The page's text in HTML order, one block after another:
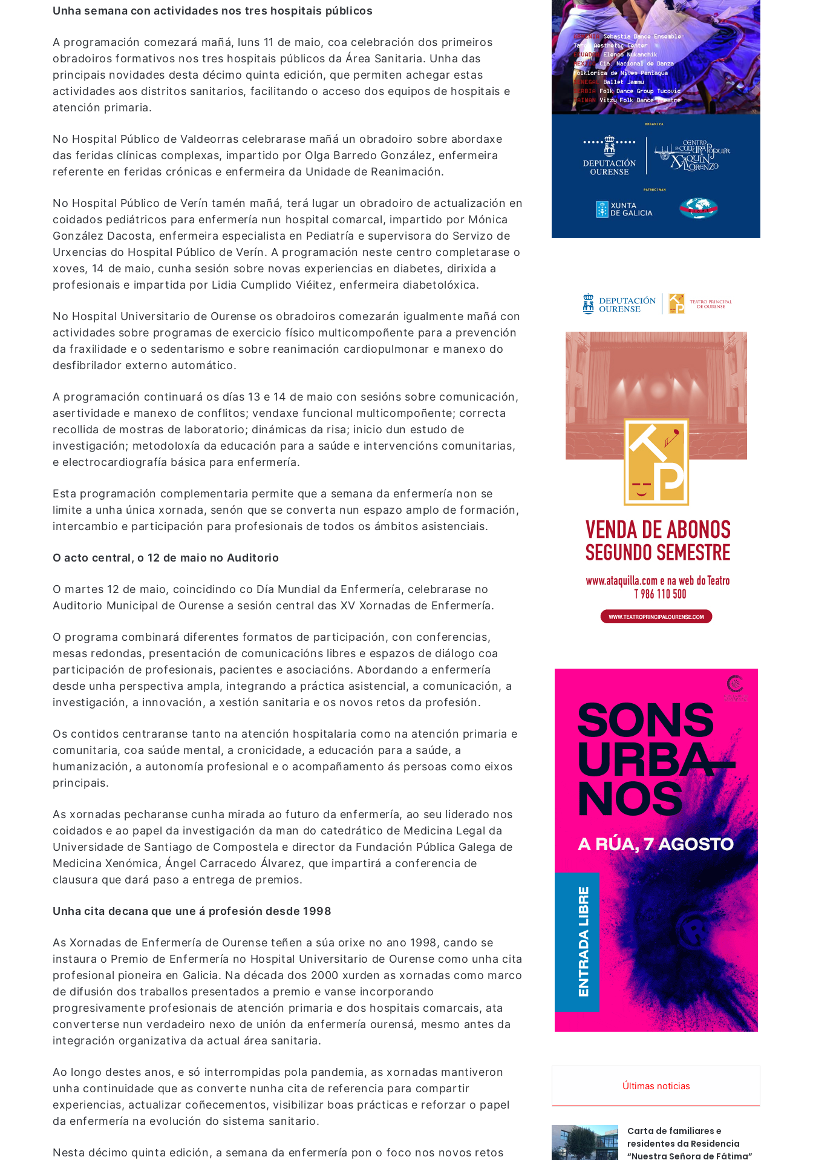
Unha semana con actividades nos tres hospitais públicos
A programación comezará mañá, luns 11 de maio, coa celebración dos primeiros
obradoiros formativos nos tres hospitais públicos da Área Sanitaria. Unha das
principais novidades desta décimo quinta edición, que permiten achegar estas
actividades aos distritos sanitarios, facilitando o acceso dos equipos de hospitais e
atención primaria.
No Hospital Público de Valdeorras celebrarase mañá un obradoiro sobre abordaxe
das feridas clínicas complexas, impartido por Olga Barredo González, enfermeira
referente en feridas crónicas e enfermeira da Unidade de Reanimación.
No Hospital Público de Verín tamén mañá, terá lugar un obradoiro de actualización en
coidados pediátricos para enfermería nun hospital comarcal, impartido por Mónica
González Dacosta, enfermeira especialista en Pediatría e supervisora do Servizo de
Urxencias do Hospital Público de Verín. A programación neste centro completarase o
xoves, 14 de maio, cunha sesión sobre novas experiencias en diabetes, dirixida a
profesionais e impartida por Lidia Cumplido Viéitez, enfermeira diabetolóxica.
No Hospital Universitario de Ourense os obradoiros comezarán igualmente mañá con
actividades sobre programas de exercicio físico multicompoñente para a prevención
da fraxilidade e o sedentarismo e sobre reanimación cardiopulmonar e manexo do
desfibrilador externo automático.
A programación continuará os días 13 e 14 de maio con sesións sobre comunicación,
asertividade e manexo de conflitos; vendaxe funcional multicompoñente; correcta
recollida de mostras de laboratorio; dinámicas da risa; inicio dun estudo de
investigación; metodoloxía da educación para a saúde e intervencións comunitarias,
e electrocardiografía básica para enfermería.
Esta programación complementaria permite que a semana da enfermería non se
limite a unha única xornada, senón que se converta nun espazo amplo de formación,
intercambio e participación para profesionais de todos os ámbitos asistenciais.
O acto central, o 12 de maio no Auditorio
O martes 12 de maio, coincidindo co Día Mundial da Enfermería, celebrarase no
Auditorio Municipal de Ourense a sesión central das XV Xornadas de Enfermería.
O programa combinará diferentes formatos de participación, con conferencias,
mesas redondas, presentación de comunicacións libres e espazos de diálogo coa
participación de profesionais, pacientes e asociacións. Abordando a enfermería
desde unha perspectiva ampla, integrando a práctica asistencial, a comunicación, a
investigación, a innovación, a xestión sanitaria e os novos retos da profesión.
Os contidos centraranse tanto na atención hospitalaria como na atención primaria e
comunitaria, coa saúde mental, a cronicidade, a educación para a saúde, a
humanización, a autonomía profesional e o acompañamento ás persoas como eixos
principais.
As xornadas pecharanse cunha mirada ao futuro da enfermería, ao seu liderado nos
coidados e ao papel da investigación da man do catedrático de Medicina Legal da
Universidade de Santiago de Compostela e director da Fundación Pública Galega de
Medicina Xenómica, Ángel Carracedo Álvarez, que impartirá a conferencia de
clausura que dará paso a entrega de premios.
Unha cita decana que une á profesión desde 1998
As Xornadas de Enfermería de Ourense teñen a súa orixe no ano 1998, cando se
instaura o Premio de Enfermería no Hospital Universitario de Ourense como unha cita
profesional pioneira en Galicia. Na década dos 2000 xurden as xornadas como marco
de difusión dos traballos presentados a premio e vanse incorporando
progresivamente profesionais de atención primaria e dos hospitais comarcais, ata
converterse nun verdadeiro nexo de unión da enfermería ourensá, mesmo antes da
integración organizativa da actual área sanitaria.
Ao longo destes anos, e só interrompidas pola pandemia, as xornadas mantiveron
unha continuidade que as converte nunha cita de referencia para compartir
experiencias, actualizar coñecementos, visibilizar boas prácticas e reforzar o papel
da enfermería na evolución do sistema sanitario.
Nesta décimo quinta edición, a semana da enfermería pon o foco nos novos retos
Últimas noticias
Carta de familiares e
residentes da Residencia
“Nuestra Señora de Fátima”